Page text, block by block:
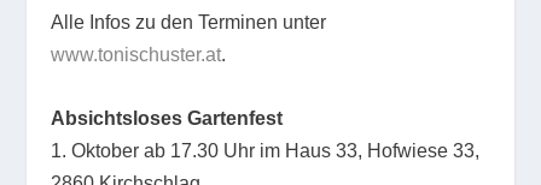
Alle Infos zu den Terminen unter
www.tonischuster.at.
Absichtsloses Gartenfest
1. Oktober ab 17.30 Uhr im Haus 33, Hofwiese 33,